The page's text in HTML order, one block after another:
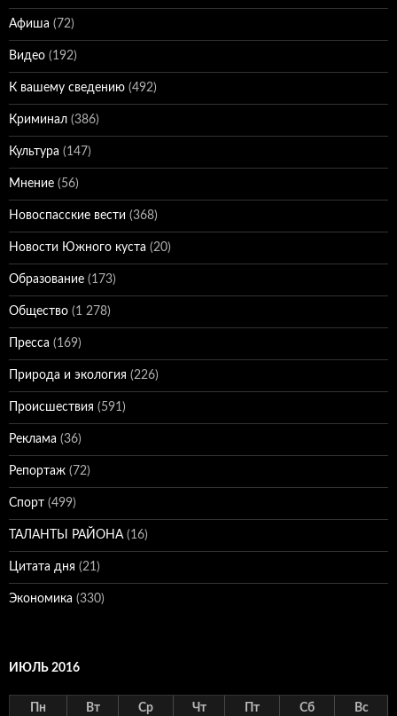
Афиша (72)
Видео (192)
К вашему сведению (492)
Криминал (386)
Культура (147)
Мнение (56)
Новоспасские вести (368)
Новости Южного куста (20)
Образование (173)
Общество (1 278)
Пресса (169)
Природа и экология (226)
Происшествия (591)
Реклама (36)
Репортаж (72)
Спорт (499)
ТАЛАНТЫ РАЙОНА(16)
Цитата дня (21)
Экономика (330)
ИЮЛЬ 2016
Пн Вт Ср Чт Пт Сб Вс